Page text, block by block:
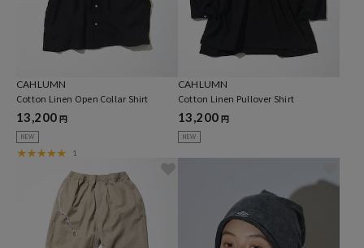
CAHLUMN
Cotton Linen Open Collar Shirt
13,200 円
NEW
1
CAHLUMN
Cotton Linen Pullover Shirt
13,200 円
NEW